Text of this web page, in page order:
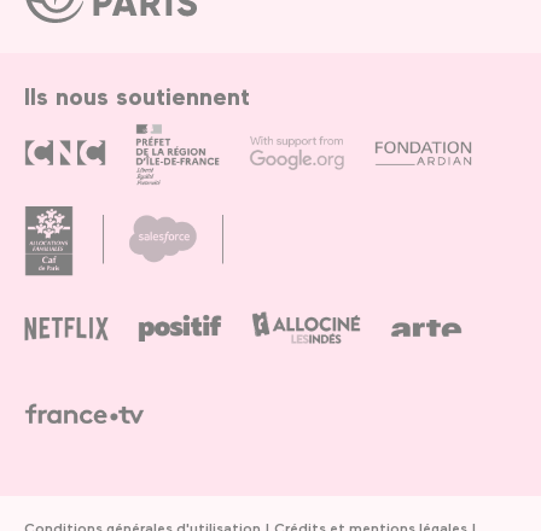
Paris
Ils nous soutiennent
Conditions générales d'utilisation Crédits et mentions légales